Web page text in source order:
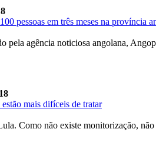
pessoas em três meses na província
pela agência noticiosa angolana,
mais difíceis de tratar
Como não existe monitorização,